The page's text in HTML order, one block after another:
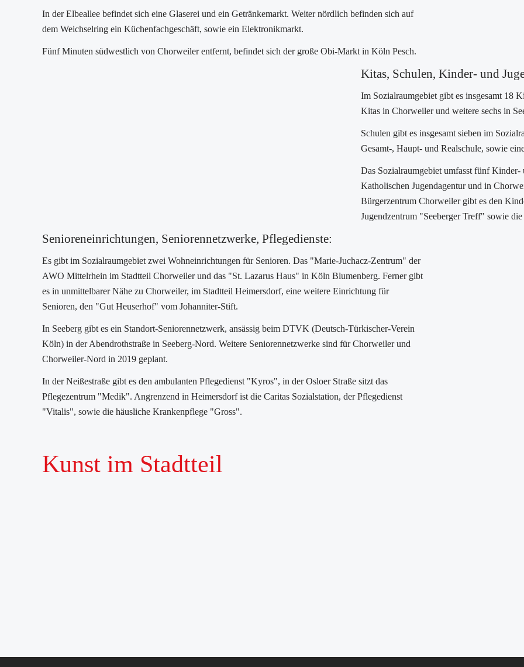
In der Elbeallee befindet sich eine Glaserei und ein Getränkemarkt. Weiter nördlich befinden sich auf
dem Weichselring ein Küchenfachgeschäft, sowie ein Elektronikmarkt.
Fünf Minuten südwestlich von Chorweiler entfernt, befindet sich der große Obi-Markt in Köln Pesch.
Kitas, Schulen, Kinder- und
Im Sozialraumgebiet gibt es insgesamt 18
Kitas in Chorweiler und weitere sechs in
Schulen gibt es insgesamt sieben im
Gesamt-, Haupt- und Realschule, sowie
Das Sozialraumgebiet umfasst fünf
Katholischen Jugendagentur und in
Bürgerzentrum Chorweiler gibt es den
Jugendzentrum "Seeberger Treff" sowie
Senioreneinrichtungen, Seniorennetzwerke, Pflegedienste:
Es gibt im Sozialraumgebiet zwei Wohneinrichtungen für Senioren. Das "Marie-Juchacz-Zentrum" der
AWO Mittelrhein im Stadtteil Chorweiler und das "St. Lazarus Haus" in Köln Blumenberg. Ferner gibt
es in unmittelbarer Nähe zu Chorweiler, im Stadtteil Heimersdorf, eine weitere Einrichtung für
Senioren, den "Gut Heuserhof" vom Johanniter-Stift.
In Seeberg gibt es ein Standort-Seniorennetzwerk, ansässig beim DTVK (Deutsch-Türkischer-Verein
Köln) in der Abendrothstraße in Seeberg-Nord. Weitere Seniorennetzwerke sind für Chorweiler und
Chorweiler-Nord in 2019 geplant.
In der Neißestraße gibt es den ambulanten Pflegedienst "Kyros", in der Osloer Straße sitzt das
Pflegezentrum "Medik". Angrenzend in Heimersdorf ist die Caritas Sozialstation, der Pflegedienst
"Vitalis", sowie die häusliche Krankenpflege "Gross".
Kunst im Stadtteil